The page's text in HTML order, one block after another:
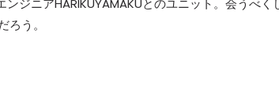
ジニアHARIKUYAMAKUとのユニット。会うべく
う。